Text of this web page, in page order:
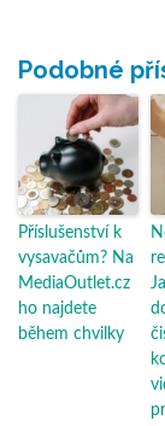
Podobné
Příslušenství k
vysavačům? Na
MediaOutlet.cz
ho najdete
během chvilky